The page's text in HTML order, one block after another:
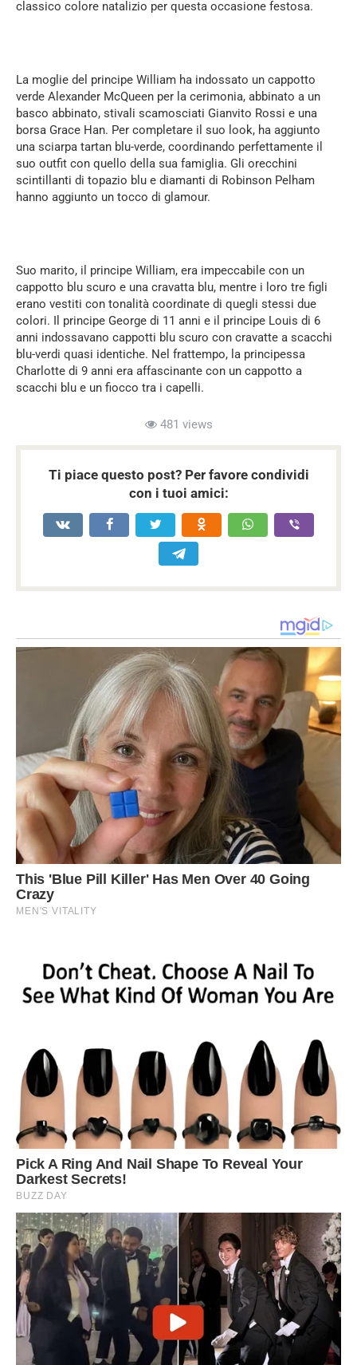
classico colore natalizio per questa occasione festosa.
La moglie del principe William ha indossato un cappotto
verde Alexander McQueen per la cerimonia, abbinato a un
basco abbinato, stivali scamosciati Gianvito Rossi e una
borsa Grace Han. Per completare il suo look, ha aggiunto
una sciarpa tartan blu-verde, coordinando perfettamente il
suo outfit con quello della sua famiglia. Gli orecchini
scintillanti di topazio blu e diamanti di Robinson Pelham
hanno aggiunto un tocco di glamour.
Suo marito, il principe William, era impeccabile con un
cappotto blu scuro e una cravatta blu, mentre i loro tre figli
erano vestiti con tonalità coordinate di quegli stessi due
colori. Il principe George di 11 anni e il principe Louis di 6
anni indossavano cappotti blu scuro con cravatte a scacchi
blu-verdi quasi identiche. Nel frattempo, la principessa
Charlotte di 9 anni era affascinante con un cappotto a
scacchi blu e un fiocco tra i capelli.
481 views
Ti piace questo post? Per favore condividi
con i tuoi amici: